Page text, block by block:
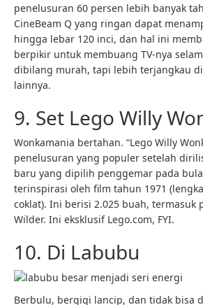
penelusuran 60 persen lebih banyak
CineBeam Q yang ringan dapat
hingga lebar 120 inci, dan hal ini
berpikir untuk membuang TV-nya
dibilang murah, tapi lebih terjangkau
lainnya.
9. Set Lego Willy
Wonkamania bertahan. “Lego Willy
penelusuran yang populer setelah
baru yang dipilih penggemar pada
terinspirasi oleh film tahun 1971
coklat). Ini berisi 2.025 buah, termasuk
Wilder. Ini eksklusif Lego.com, FYI.
10. Di Labubu
Berbulu, bergigi lancip, dan tidak bisa